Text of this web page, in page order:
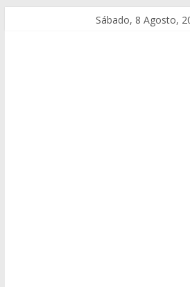
Sábado, 8 Agosto,